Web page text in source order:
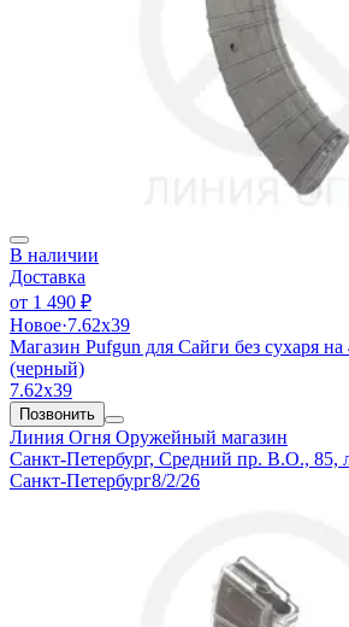
В наличии
Доставка
от 1 490 ₽
Новое·7.62х39
Магазин Pufgun для Сайги без сухаря
(черный)
7.62х39
Позвонить
Линия Огня Оружейный магазин
Санкт-Петербург, Средний пр. В.О., 85,
Санкт-Петербург8/2/26